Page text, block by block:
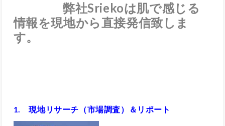
弊社Sriekoは肌で感じる
情報を現地から直接発信致しま
す。
1. 現地リサーチ（市場調査）＆リポート